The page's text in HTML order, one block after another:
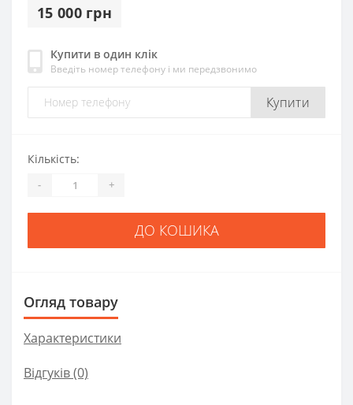
15 000 грн
Купити в один клік
Введіть номер телефону і ми передзвонимо
Купити
Кількість:
- +
ДО КОШИКА
Огляд товару
Характеристики
Відгуків (0)